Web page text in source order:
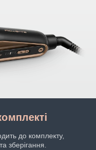
до комплекту,
зберігання.